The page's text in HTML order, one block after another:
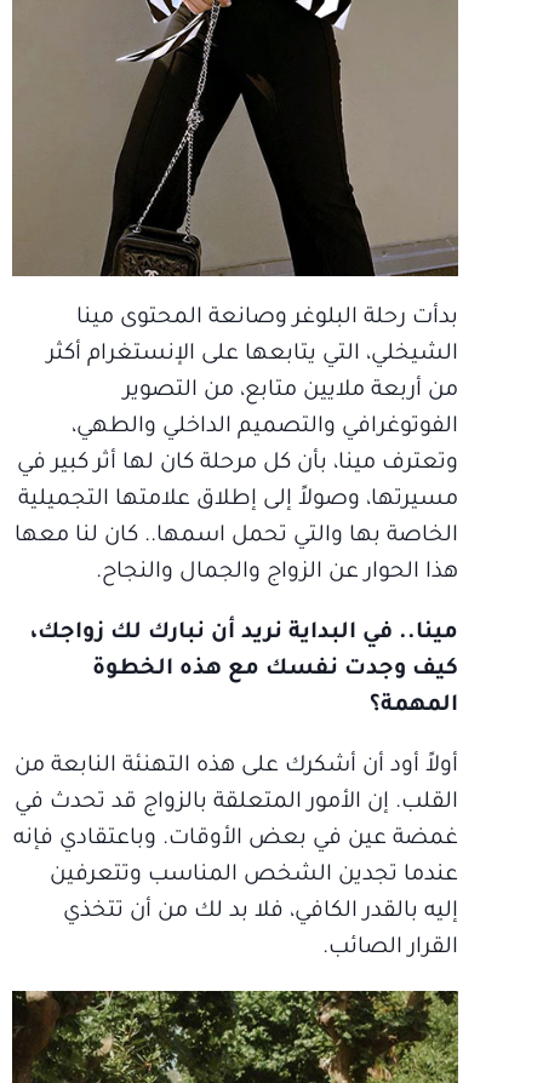
بدأت رحلة البلوغر وصانعة المحتوى مينا
الشيخلي، التي يتابعها على الإنستغرام أكثر
من أربعة ملايين متابع، من التصوير
الفوتوغرافي والتصميم الداخلي والطهي،
وتعترف مينا، بأن كل مرحلة كان لها أثر كبير في
مسيرتها، وصولاً إلى إطلاق علامتها التجميلية
الخاصة بها والتي تحمل اسمها.. كان لنا معها
هذا الحوار عن الزواج والجمال والنجاح.
مينا.. في البداية نريد أن نبارك لك زواجك،
كيف وجدت نفسك مع هذه الخطوة
المهمة؟
أولاً أود أن أشكرك على هذه التهنئة النابعة من
القلب. إن الأمور المتعلقة بالزواج قد تحدث في
غمضة عين في بعض الأوقات. وباعتقادي فإنه
عندما تجدين الشخص المناسب وتتعرفين
إليه بالقدر الكافي، فلا بد لك من أن تتخذي
القرار الصائب.